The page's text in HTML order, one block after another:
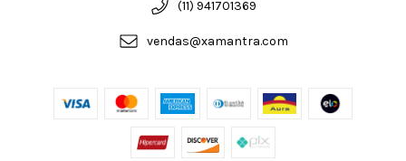
(11) 941701369
vendas@xamantra.com